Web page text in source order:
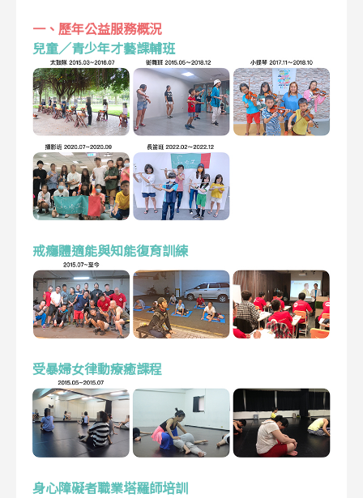
一、歷年公益服務概況
兒童／青少年才藝課輔班
戒癮體適能與知能復育訓練
受暴婦女律動療癒課程
身心障礙者職業塔羅師培訓